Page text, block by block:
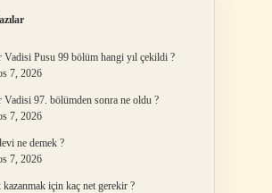
Vadisi Pusu 99 bölüm hangi yıl çekildi ?
7, 2026
Vadisi 97. bölümden sonra ne oldu ?
7, 2026
ne demek ?
7, 2026
için kaç net gerekir ?